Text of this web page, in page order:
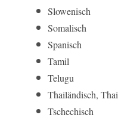
Slowenisch
Somalisch
Spanisch
Tamil
Telugu
Thailändisch, Thai
Tschechisch